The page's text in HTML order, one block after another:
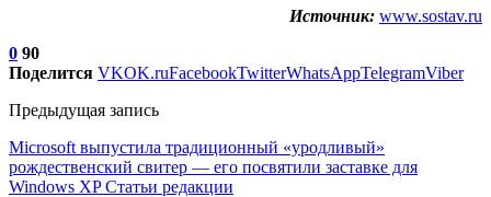
Источник: www.sostav.ru
0 90
Поделится VKOK.ruFacebookTwitterWhatsAppTelegramViber
Предыдущая запись
Microsoft выпустила традиционный «уродливый»
рождественский свитер — его посвятили заставке для
Windows XP Статьи редакции